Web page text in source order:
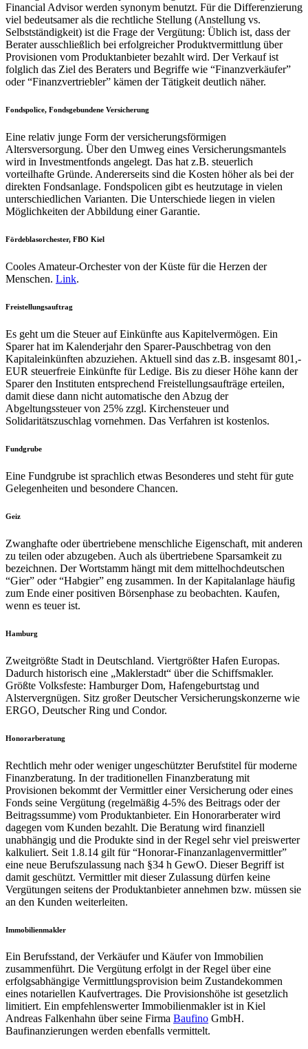
Financial Advisor werden synonym benutzt. Für die Differenzierung
viel bedeutsamer als die rechtliche Stellung (Anstellung vs.
Selbstständigkeit) ist die Frage der Vergütung: Üblich ist, dass der
Berater ausschließlich bei erfolgreicher Produktvermittlung über
Provisionen vom Produktanbieter bezahlt wird. Der Verkauf ist
folglich das Ziel des Beraters und Begriffe wie “Finanzverkäufer”
oder “Finanzvertriebler” kämen der Tätigkeit deutlich näher.
Fondspolice, Fondsgebundene Versicherung
Eine relativ junge Form der versicherungsförmigen
Altersversorgung. Über den Umweg eines Versicherungsmantels
wird in Investmentfonds angelegt. Das hat z.B. steuerlich
vorteilhafte Gründe. Andererseits sind die Kosten höher als bei der
direkten Fondsanlage. Fondspolicen gibt es heutzutage in vielen
unterschiedlichen Varianten. Die Unterschiede liegen in vielen
Möglichkeiten der Abbildung einer Garantie.
Fördeblasorchester, FBO Kiel
Cooles Amateur-Orchester von der Küste für die Herzen der
Menschen. Link.
Freistellungsauftrag
Es geht um die Steuer auf Einkünfte aus Kapitelvermögen. Ein
Sparer hat im Kalenderjahr den Sparer-Pauschbetrag von den
Kapitaleinkünften abzuziehen. Aktuell sind das z.B. insgesamt 801,-
EUR steuerfreie Einkünfte für Ledige. Bis zu dieser Höhe kann der
Sparer den Instituten entsprechend Freistellungsaufträge erteilen,
damit diese dann nicht automatische den Abzug der
Abgeltungssteuer von 25% zzgl. Kirchensteuer und
Solidaritätszuschlag vornehmen. Das Verfahren ist kostenlos.
Fundgrube
Eine Fundgrube ist sprachlich etwas Besonderes und steht für gute
Gelegenheiten und besondere Chancen.
Geiz
Zwanghafte oder übertriebene menschliche Eigenschaft, mit anderen
zu teilen oder abzugeben. Auch als übertriebene Sparsamkeit zu
bezeichnen. Der Wortstamm hängt mit dem mittelhochdeutschen
“Gier” oder “Habgier” eng zusammen. In der Kapitalanlage häufig
zum Ende einer positiven Börsenphase zu beobachten. Kaufen,
wenn es teuer ist.
Hamburg
Zweitgrößte Stadt in Deutschland. Viertgrößter Hafen Europas.
Dadurch historisch eine „Maklerstadt“ über die Schiffsmakler.
Größte Volksfeste: Hamburger Dom, Hafengeburtstag und
Alstervergnügen. Sitz großer Deutscher Versicherungskonzerne wie
ERGO, Deutscher Ring und Condor.
Honorarberatung
Rechtlich mehr oder weniger ungeschützter Berufstitel für moderne
Finanzberatung. In der traditionellen Finanzberatung mit
Provisionen bekommt der Vermittler einer Versicherung oder eines
Fonds seine Vergütung (regelmäßig 4-5% des Beitrags oder der
Beitragssumme) vom Produktanbieter. Ein Honorarberater wird
dagegen vom Kunden bezahlt. Die Beratung wird finanziell
unabhängig und die Produkte sind in der Regel sehr viel preiswerter
kalkuliert. Seit 1.8.14 gilt für “Honorar-Finanzanlagenvermittler”
eine neue Berufszulassung nach §34 h GewO. Dieser Begriff ist
damit geschützt. Vermittler mit dieser Zulassung dürfen keine
Vergütungen seitens der Produktanbieter annehmen bzw. müssen sie
an den Kunden weiterleiten.
Immobilienmakler
Ein Berufsstand, der Verkäufer und Käufer von Immobilien
zusammenführt. Die Vergütung erfolgt in der Regel über eine
erfolgsabhängige Vermittlungsprovision beim Zustandekommen
eines notariellen Kaufvertrages. Die Provisionshöhe ist gesetzlich
limitiert. Ein empfehlenswerter Immobilienmakler ist in Kiel
Andreas Falkenhahn über seine Firma Baufino GmbH.
Baufinanzierungen werden ebenfalls vermittelt.